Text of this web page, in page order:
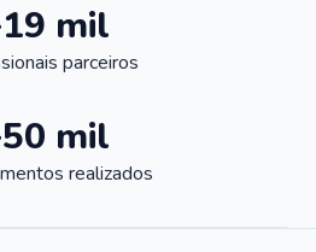
mil
parceiros
mil
realizados